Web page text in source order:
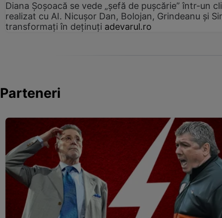
Diana Șoșoacă se vede „șefă de pușcărie” într-un
realizat cu AI. Nicușor Dan, Bolojan, Grindeanu și
transformați în deținuți adevarul.ro
Parteneri